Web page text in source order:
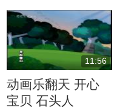
11:56
动画乐翻天 开心
宝贝 石头人